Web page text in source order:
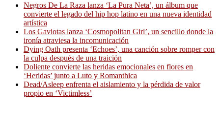
Negros De La Raza lanza ‘La Pura Neta’, un álbum que
convierte el legado del hip hop latino en una nueva identidad
artística
Los Gaviotas lanza ‘Cosmopolitan Girl’, un sencillo donde la
ironía atraviesa la incomunicación
Dying Oath presenta ‘Echoes’, una canción sobre romper con
la culpa después de una traición
Doliente convierte las heridas emocionales en flores en
‘Heridas’ junto a Luto y Romanthica
Dead/Asleep enfrenta el aislamiento y la pérdida de valor
propio en ‘Victimless’